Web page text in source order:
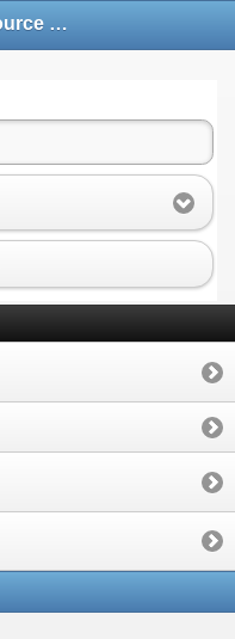
Academic Resource and Information Technology Center